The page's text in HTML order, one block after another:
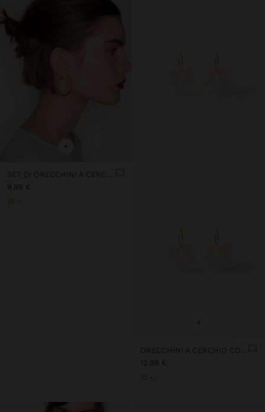
+
SET DI ORECCHINI A CERCHIO DORATI
9,99 €
+
ORECCHINI A CERCHIO CON FIORE
12,99 €